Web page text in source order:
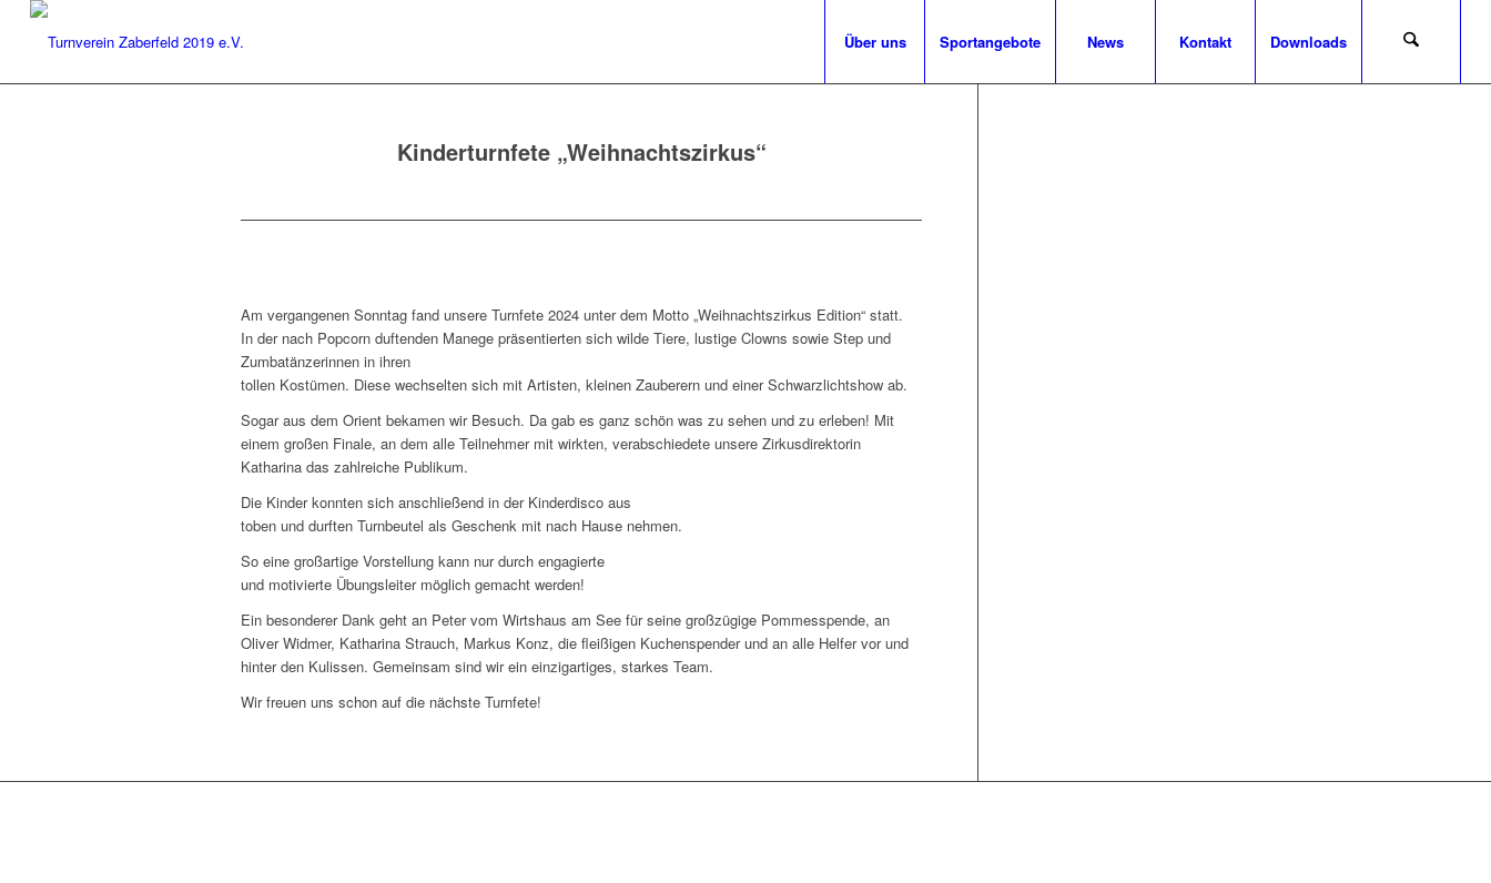
Über uns Sportangebote News Kontakt Downloads
Kinderturnfete „Weihnachtszirkus“
Am vergangenen Sonntag fand unsere Turnfete 2024 unter dem Motto „Weihnachtszirkus Edition“ statt.
In der nach Popcorn duftenden Manege präsentierten sich wilde Tiere, lustige Clowns sowie Step und
Zumbatänzerinnen in ihren
tollen Kostümen. Diese wechselten sich mit Artisten, kleinen Zauberern und einer Schwarzlichtshow ab.
Sogar aus dem Orient bekamen wir Besuch. Da gab es ganz schön was zu sehen und zu erleben! Mit
einem großen Finale, an dem alle Teilnehmer mit wirkten, verabschiedete unsere Zirkusdirektorin
Katharina das zahlreiche Publikum.
Die Kinder konnten sich anschließend in der Kinderdisco aus
toben und durften Turnbeutel als Geschenk mit nach Hause nehmen.
So eine großartige Vorstellung kann nur durch engagierte
und motivierte Übungsleiter möglich gemacht werden!
Ein besonderer Dank geht an Peter vom Wirtshaus am See für seine großzügige Pommesspende, an
Oliver Widmer, Katharina Strauch, Markus Konz, die fleißigen Kuchenspender und an alle Helfer vor und
hinter den Kulissen. Gemeinsam sind wir ein einzigartiges, starkes Team.
Wir freuen uns schon auf die nächste Turnfete!